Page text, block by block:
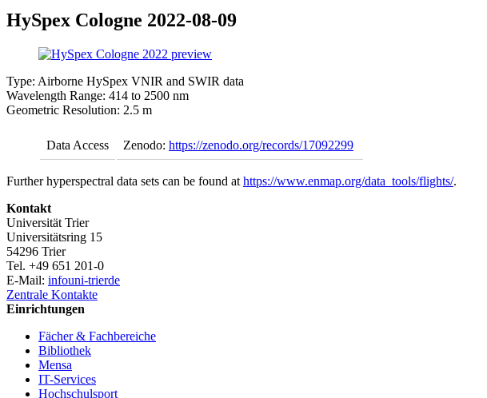
HySpex Cologne 2022-08-09
Type: Airborne HySpex VNIR and SWIR data
Wavelength Range: 414 to 2500 nm
Geometric Resolution: 2.5 m
Data Access Zenodo: https://zenodo.org/records/17092299
Further hyperspectral data sets can be found at https://www.enmap.org/data_tools/flights/.
Kontakt
Universität Trier
Universitätsring 15
54296 Trier
Tel. +49 651 201-0
E-Mail: infouni-trierde
Zentrale Kontakte
Einrichtungen
Fächer & Fachbereiche
Bibliothek
Mensa
IT-Services
Hochschulsport